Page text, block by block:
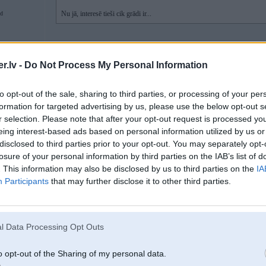
- Do Not Process My Personal Information
opt-out of the sale, sharing to third parties, or processing of your
for targeted advertising by us, please use the below opt-out
selection. Please note that after your opt-out request is processed
interest-based ads based on personal information utilized by us
to third parties prior to your opt-out. You may separately
of your personal information by third parties on the IAB’s list of
This information may also be disclosed by us to third parties on the
Participants that may further disclose it to other third parties.
Data Processing Opt Outs
opt-out of the Sharing of my personal data.
Nu jā, interesē tieši cik grādi ir...
tad tur ir gars apraksts ka tur tikt, kkas lidzigs kaa nomest ellas skaitiitaju,
summejot dod piekljuves kodu.....
30. Aug 2010, 16:50
30 Aug 2010, 16:45:59 icy rakstīja:
30 Aug 2010, 16:40:25 CP17 rakstīja:
ir ir, tik man liekas ka Tu biji domaajis slepto sadalju lai uz maza